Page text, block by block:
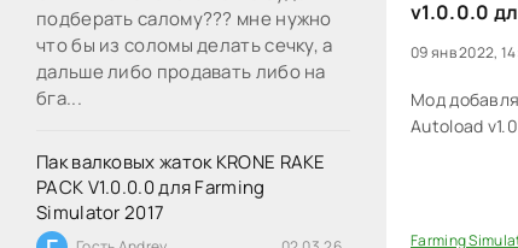
подберать салому??? мне нужно
что бы из соломы делать сечку, а
дальше либо продавать либо на
бга...
Пак валковых жаток KRONE RAKE
PACK V1.0.0.0 для Farming
Simulator 2017
v1.0.0.0
09 янв 2022,
Мод
Autoload
Farming